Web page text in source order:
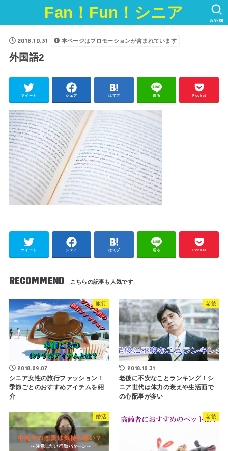
Fan！Fun！シニア SEARCH
2018.10.31 本ページはプロモーションが含まれています
外国語2
ツイート シェア はてブ 送る Pocket
ツイート シェア はてブ 送る Pocket
RECOMMEND
旅行
2018.09.07
シニア女性の旅行ファッション！
季節ごとのおすすめアイテムを紹
介
老後
2018.10.31
老後に不安なことランキング！シ
ニア世代は体力の衰えや生活面で
の心配事が多い
婚活 老後